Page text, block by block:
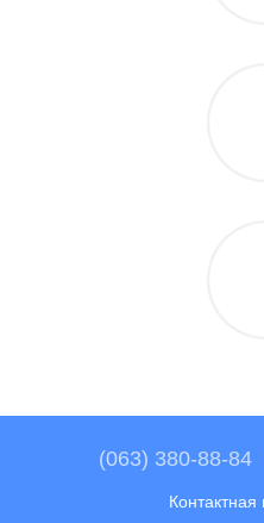
(063) 380-88-84